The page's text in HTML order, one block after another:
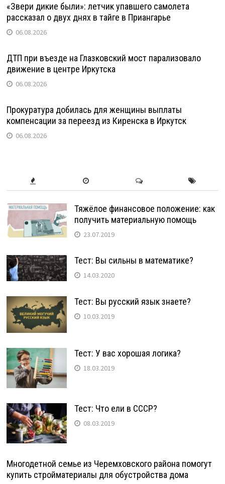
«Звери дикие были»: летчик упавшего самолета
рассказал о двух днях в тайге в Приангарье
06.08.2026
ДТП при въезде на Глазковский мост парализовало
движение в центре Иркутска
06.08.2026
Прокуратура добилась для женщины выплаты
компенсации за переезд из Киренска в Иркутск
06.08.2026
Тяжёлое финансовое положение: как
получить материальную помощь
23.07.2019
Тест: Вы сильны в математике?
14.03.2020
Тест: Вы русский язык знаете?
10.03.2019
Тест: У вас хорошая логика?
18.03.2019
Тест: Что ели в СССР?
08.03.2019
Многодетной семье из Черемховского района помогут
купить стройматериалы для обустройства дома